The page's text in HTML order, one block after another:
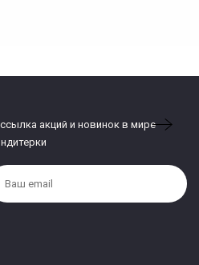
акций и новинок в мире